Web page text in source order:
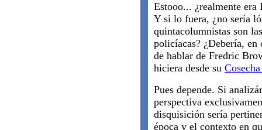
Estooo... ¿realmente
Y si lo fuera, ¿no sería
quintacolumnistas son
policíacas? ¿Debería,
de hablar de Fredric
hiciera desde su
Pues depende. Si
perspectiva
disquisición sería
época y el contexto en